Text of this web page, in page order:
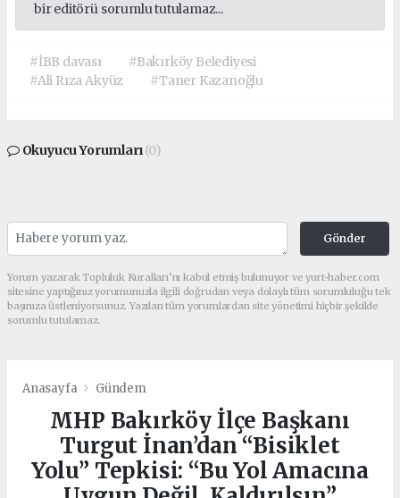
bir editörü sorumlu tutulamaz...
#İBB davası
#Bakırköy Belediyesi
#Ali Rıza Akyüz
#Taner Kazanoğlu
Okuyucu Yorumları(0)
Gönder
Yorum yazarak Topluluk Kuralları’nı kabul etmiş bulunuyor ve yurt-haber.com
sitesine yaptığınız yorumunuzla ilgili doğrudan veya dolaylı tüm sorumluluğu tek
başınıza üstleniyorsunuz. Yazılan tüm yorumlardan site yönetimi hiçbir şekilde
sorumlu tutulamaz.
Anasayfa Gündem
MHP Bakırköy İlçe Başkanı
Turgut İnan’dan “Bisiklet
Yolu” Tepkisi: “Bu Yol Amacına